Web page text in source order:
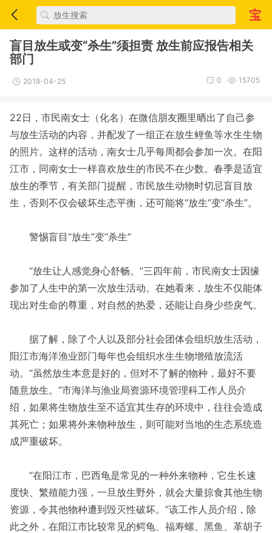
盲目放生或变“杀生”须担责 放生前应报告相关
部门
2018-04-25 15705
0
22日，市民南女士（化名）在微信朋友圈里晒出了自己参
与放生活动的内容，并配发了一组正在放生鲤鱼等水生生物
的照片。这样的活动，南女士几乎每周都会参加一次。在阳
江市，同南女士一样喜欢放生的市民不在少数。春季是适宜
放生的季节，有关部门提醒，市民放生动物时切忌盲目放
生，否则不仅会破坏生态平衡，还可能将“放生”变“杀生”。
警惕盲目“放生”变“杀生”
“放生让人感觉身心舒畅。”三四年前，市民南女士因缘
参加了人生中的第一次放生活动。在她看来，放生不仅能体
现出对生命的尊重，对自然的热爱，还能让自身少些戾气。
据了解，除了个人以及部分社会团体会组织放生活动，
阳江市海洋渔业部门每年也会组织水生生物增殖放流活
动。“虽然放生本意是好的，但对不了解的物种，最好不要
随意放生。”市海洋与渔业局资源环境管理科工作人员介
绍，如果将生物放生至不适宜其生存的环境中，往往会造成
其死亡；如果将外来物种放生，则可能对当地的生态系统造
成严重破坏。
“在阳江市，巴西龟是常见的一种外来物种，它生长速
度快、繁殖能力强，一旦放生野外，就会大量掠食其他生物
资源，令其他物种遭到毁灭性破坏。”该工作人员介绍，除
此之外，在阳江市比较常见的鳄龟、福寿螺、黑鱼、革胡子